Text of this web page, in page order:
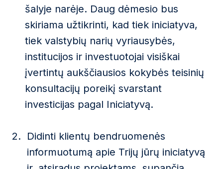
šalyje narėje. Daug dėmesio bus
skiriama užtikrinti, kad tiek iniciatyva,
tiek valstybių narių vyriausybės,
institucijos ir investuotojai visiškai
įvertintų aukščiausios kokybės teisinių
konsultacijų poreikį svarstant
investicijas pagal Iniciatyvą.
Didinti klientų bendruomenės
informuotumą apie Trijų jūrų iniciatyvą